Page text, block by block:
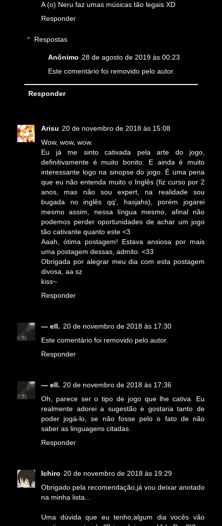
A (o) Neru faz umas músicas tão legais XD
Responder
Respostas
Anônimo 28 de agosto de 2019 às 00:23
Este comentário foi removido pelo autor.
Responder
Arisu 20 de novembro de 2018 às 15:08
Wow, wow, wow.
Eu já me sinto cativada pela arte do jogo,
definitivamente é muito bonito. E ainda é muito
interessante logo na sinopse do jogo. É uma pena
que eu não entenda muito o Inglês (fiz curso por 2
anos, mas não sou expert, na realidade sou
bugada no inglês qq', hasjahs), porém jogarei
mesmo assim, nessa língua mesmo, afinal não
podemos perder oportunidades de achar um jogo
tão cativante quanto este <3
Aaah, ótima postagem! Estava ansiosa por mais
uma postagem dessas, admito. <33
Obrigada por alegrar meu dia com esta postagem
divosa, aa sz
kiss~
Responder
— ell. 20 de novembro de 2018 às 17:30
Este comentário foi removido pelo autor.
Responder
— ell. 20 de novembro de 2018 às 17:36
Oh, parece ser o tipo de jogo que lhe cativa. Eu
realmente adorei a sugestão e gostaria tanto de
poder jogá-lo, se não fosse pelo o fato de não
saber as linguagens citadas.
Responder
Ichiro 20 de novembro de 2018 às 19:29
Obrigado pela recomendação,já vou deixar anotado
na minha lista...
Uma dúvida que eu tenho,algum dia vocês vão